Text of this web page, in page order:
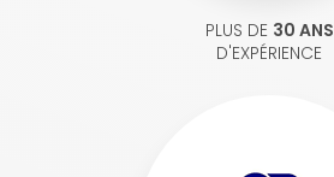
PLUS DE 30 ANS
D'EXPÉRIENCE